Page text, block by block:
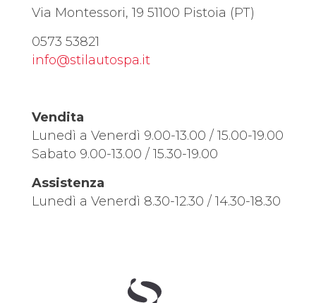
Via Montessori, 19 51100 Pistoia (PT)
0573 53821
info@stilautospa.it
Vendita
Lunedì a Venerdì 9.00-13.00 / 15.00-19.00
Sabato 9.00-13.00 / 15.30-19.00
Assistenza
Lunedì a Venerdì 8.30-12.30 / 14.30-18.30